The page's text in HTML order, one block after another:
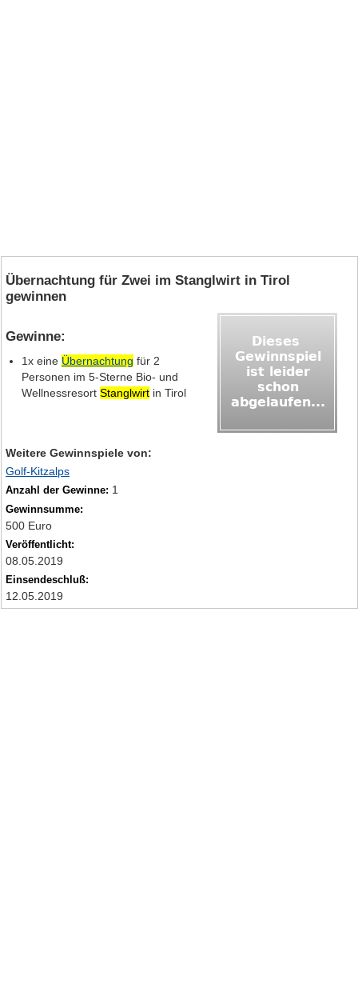
Übernachtung für Zwei im Stanglwirt in Tirol
gewinnen
Gewinne:
1x eine Übernachtung für 2
Personen im 5-Sterne Bio- und
Wellnessresort Stanglwirt in Tirol
Weitere Gewinnspiele von:
Golf-Kitzalps
Anzahl der Gewinne: 1
Gewinnsumme:
500 Euro
Veröffentlicht:
08.05.2019
Einsendeschluß:
12.05.2019